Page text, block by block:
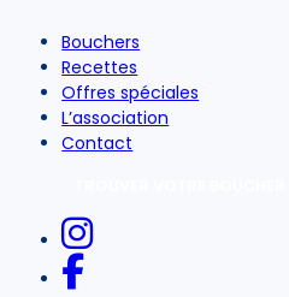
Bouchers
Recettes
Offres spéciales
L’association
Contact